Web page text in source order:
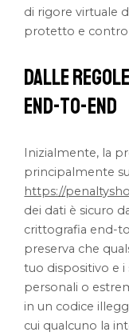
di rigore virtuale
protetto e
Dalle
End-to-End
Inizialmente, la
principalmente
https://
dei dati è sicuro
crittografia end-
preserva che
tuo dispositivo e i
personali o
in un codice
cui qualcuno la